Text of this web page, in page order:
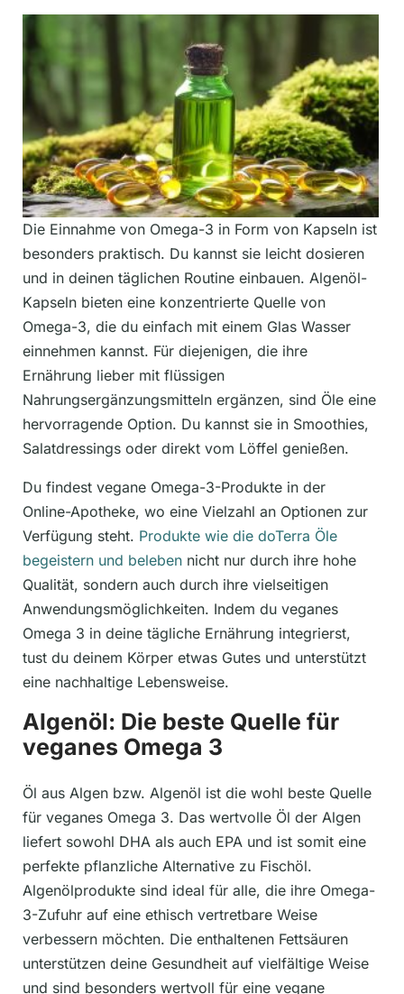
Die Einnahme von Omega-3 in Form von Kapseln ist
besonders praktisch. Du kannst sie leicht dosieren
und in deinen täglichen Routine einbauen. Algenöl-
Kapseln bieten eine konzentrierte Quelle von
Omega-3, die du einfach mit einem Glas Wasser
einnehmen kannst. Für diejenigen, die ihre
Ernährung lieber mit flüssigen
Nahrungsergänzungsmitteln ergänzen, sind Öle eine
hervorragende Option. Du kannst sie in Smoothies,
Salatdressings oder direkt vom Löffel genießen.
Du findest vegane Omega-3-Produkte in der
Online-Apotheke, wo eine Vielzahl an Optionen zur
Verfügung steht. Produkte wie die doTerra Öle
begeistern und beleben nicht nur durch ihre hohe
Qualität, sondern auch durch ihre vielseitigen
Anwendungsmöglichkeiten. Indem du veganes
Omega 3 in deine tägliche Ernährung integrierst,
tust du deinem Körper etwas Gutes und unterstützt
eine nachhaltige Lebensweise.
Algenöl: Die beste Quelle für
veganes Omega 3
Öl aus Algen bzw. Algenöl ist die wohl beste Quelle
für veganes Omega 3. Das wertvolle Öl der Algen
liefert sowohl DHA als auch EPA und ist somit eine
perfekte pflanzliche Alternative zu Fischöl.
Algenölprodukte sind ideal für alle, die ihre Omega-
3-Zufuhr auf eine ethisch vertretbare Weise
verbessern möchten. Die enthaltenen Fettsäuren
unterstützen deine Gesundheit auf vielfältige Weise
und sind besonders wertvoll für eine vegane